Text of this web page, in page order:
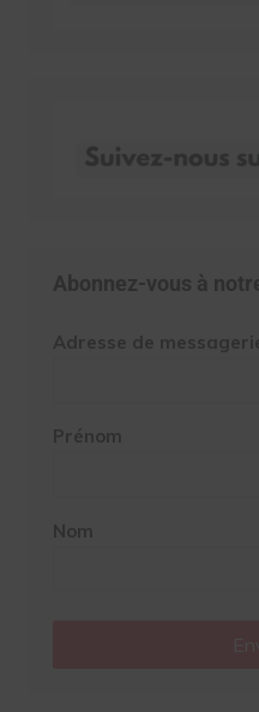
Abonnez-vous à
Adresse de
Prénom
Nom